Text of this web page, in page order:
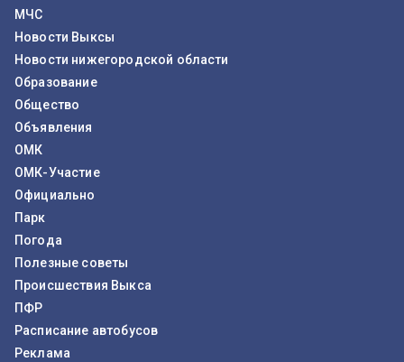
МЧС
Новости Выксы
Новости нижегородской области
Образование
Общество
Объявления
ОМК
ОМК-Участие
Официально
Парк
Погода
Полезные советы
Происшествия Выкса
ПФР
Расписание автобусов
Реклама